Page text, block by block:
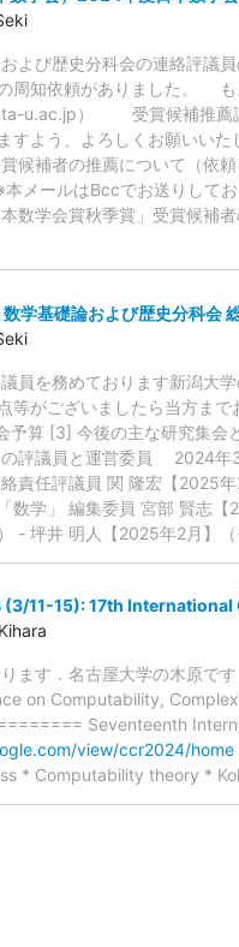
よび歴史分科会の連絡評議
の周知依頼がありました
u.ac.jp） 受賞候補推薦
すよう、よろしくお願い
賞候補者の推薦について（
本メールはBccでお送りして
数学会賞秋季賞」受賞候補
数学基礎論および歴史分科会
を務めております新潟大
等がございましたら当方ま
予算 [3] 今後の主な研究集
評議員と運営委員 2024年
責任評議員 関 隆宏【2025
数学」 編集委員 宮部 賢志
- 坪井 明人【2025年2月】
(3/11-15): 17th
ます．名古屋大学の木原で
on Computability,
======== Seventeenth
view/ccr2024/home
* Computability theory *